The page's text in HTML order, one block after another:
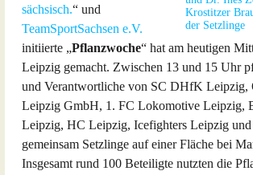
sächsisch.“ und
TeamSportSachsen e.V.
initiierte „Pflanzwoche“ hat am heutigen
Leipzig gemacht. Zwischen 13 und 15 Uhr
und Verantwortliche von SC DHfK Leipzig,
Leipzig GmbH, 1. FC Lokomotive Leipzig,
Leipzig, HC Leipzig, Icefighters Leipzig
gemeinsam Setzlinge auf einer Fläche bei
Insgesamt rund 100 Beteiligte nutzten die